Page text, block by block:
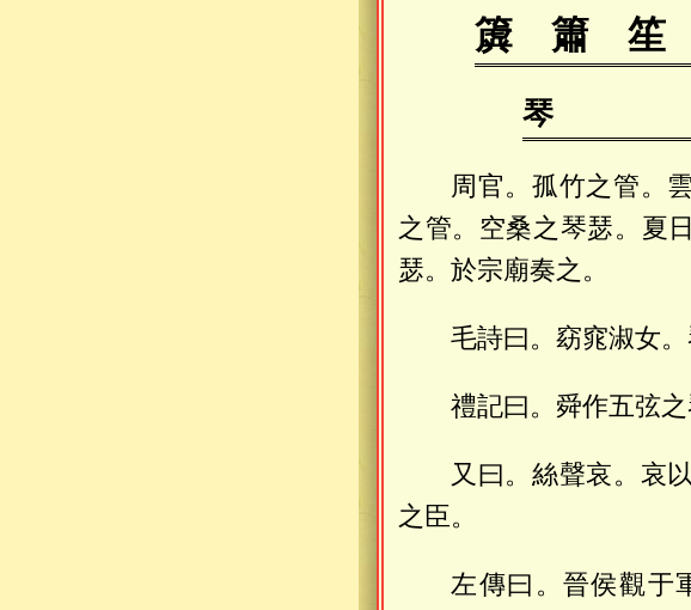
簴 簫 笙
琴
周官。孤竹之管。
之管。空桑之琴瑟。夏
瑟。於宗廟奏之。
毛詩曰。窈窕淑女。
禮記曰。舜作五弦
又曰。絲聲哀。哀
之臣。
左傳曰。晉侯觀于